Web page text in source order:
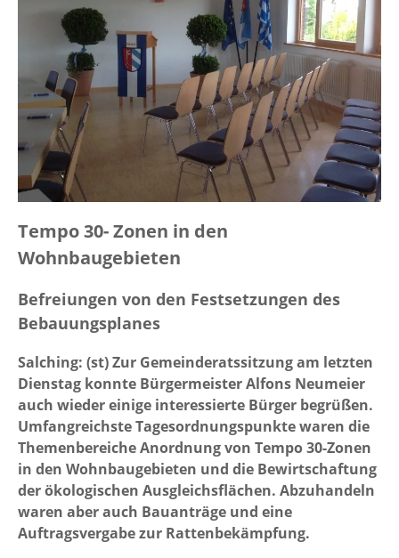
Tempo 30- Zonen in den
Wohnbaugebieten
Befreiungen von den Festsetzungen des
Bebauungsplanes
Salching: (st) Zur Gemeinderatssitzung am letzten
Dienstag konnte Bürgermeister Alfons Neumeier
auch wieder einige interessierte Bürger begrüßen.
Umfangreichste Tagesordnungspunkte waren die
Themenbereiche Anordnung von Tempo 30-Zonen
in den Wohnbaugebieten und die Bewirtschaftung
der ökologischen Ausgleichsflächen. Abzuhandeln
waren aber auch Bauanträge und eine
Auftragsvergabe zur Rattenbekämpfung.